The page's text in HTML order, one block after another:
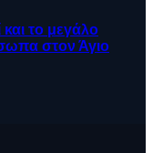
το μεγάλο
στον Άγιο